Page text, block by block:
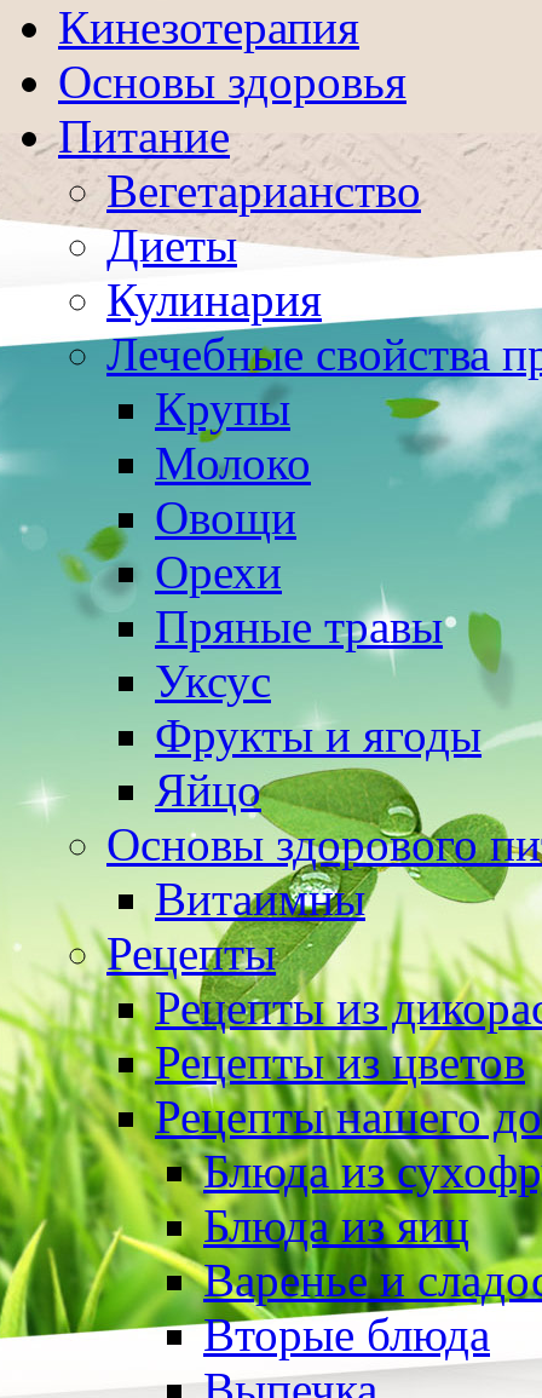
Кинезотерапия
Основы здоровья
Питание
Вегетарианство
Диеты
Кулинария
Лечебные свойства
Крупы
Молоко
Овощи
Орехи
Пряные травы
Уксус
Фрукты и ягоды
Яйцо
Основы здорового
Витаимны
Рецепты
Рецепты из
Рецепты из цветов
Рецепты нашего
Блюда из
Блюда из яиц
Варенье и
Вторые блюда